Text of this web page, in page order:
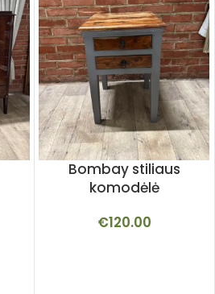
Bombay stiliaus
komodėlė
€120.00